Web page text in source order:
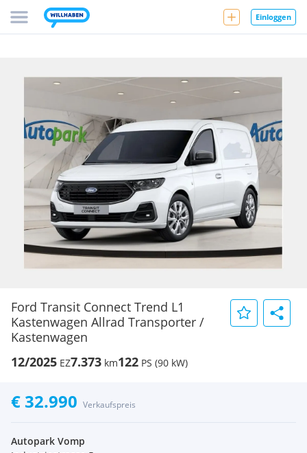
Einloggen
Ford Transit Connect Trend L1
Kastenwagen Allrad Transporter /
Kastenwagen
12/2025 EZ7.373 km122 PS (90 kW)
€ 32.990 Verkaufspreis
Autopark Vomp